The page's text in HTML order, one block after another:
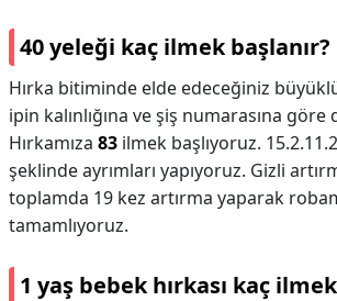
40 yeleği kaç ilmek başlanır?
Hırka bitiminde elde edeceğiniz
ipin kalınlığına ve şiş numarasına
Hırkamıza 83 ilmek başlıyoruz.
şeklinde ayrımları yapıyoruz. Gizli
toplamda 19 kez artırma yaparak
tamamlıyoruz.
1 yaş bebek hırkası kaç